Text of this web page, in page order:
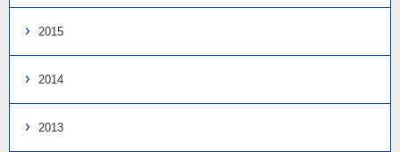
2015
2014
2013